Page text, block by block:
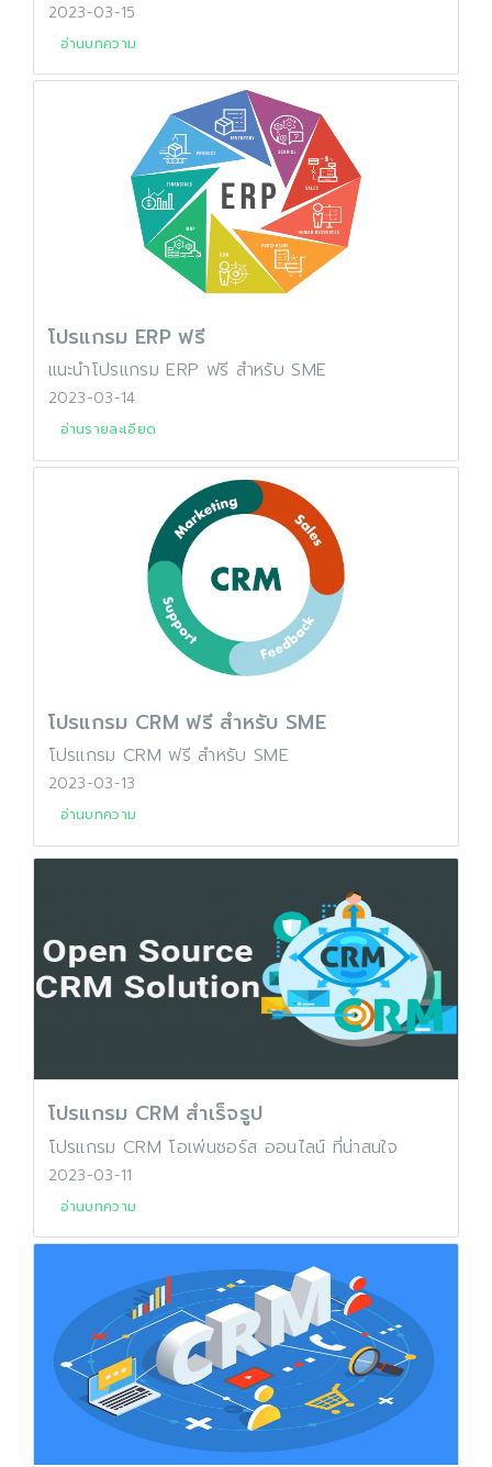
2023-03-15
อ่านบทความ
โปรแกรม ERP ฟรี
แนะนำโปรแกรม ERP ฟรี สำหรับ SME
2023-03-14
อ่านรายละเอียด
โปรแกรม CRM ฟรี สำหรับ SME
โปรแกรม CRM ฟรี สำหรับ SME
2023-03-13
อ่านบทความ
โปรแกรม CRM สำเร็จรูป
โปรแกรม CRM โอเพ่นซอร์ส ออนไลน์ ที่น่าสนใจ
2023-03-11
อ่านบทความ